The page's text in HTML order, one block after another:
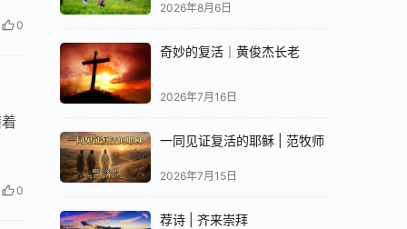
0
0
2026年8月6日
奇妙的复活｜黄俊杰长老
2026年7月16日
一同见证复活的耶稣 | 范牧师
2026年7月15日
荐诗 | 齐来崇拜